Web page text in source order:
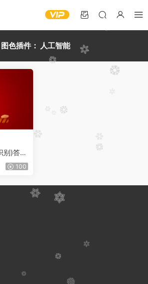
图色插件： 人工智能
别)答题
100